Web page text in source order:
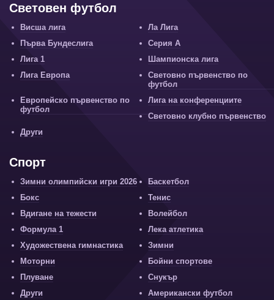
Световен футбол
Висша лига
Ла Лига
Първа Бундеслига
Серия А
Лига 1
Шампионска лига
Лига Европа
Световно първенство по
футбол
Европейско първенство по
футбол
Лига на конференциите
Световно клубно първенство
Други
Спорт
Зимни олимпийски игри 2026
Баскетбол
Бокс
Тенис
Вдигане на тежести
Волейбол
Формула 1
Лека атлетика
Художествена гимнастика
Зимни
Моторни
Бойни спортове
Плуване
Снукър
Други
Американски футбол